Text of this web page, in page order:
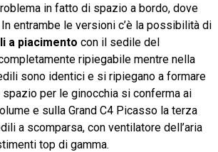
in fatto di spazio a bordo, dove
entrambe le versioni c’è la possibilità di
a piacimento con il sedile del
ripiegabile mentre nella
sono identici e si ripiegano a formare
spazio per le ginocchia si conferma ai
e sulla Grand C4 Picasso la terza
a scomparsa, con ventilatore dell’aria
top di gamma.